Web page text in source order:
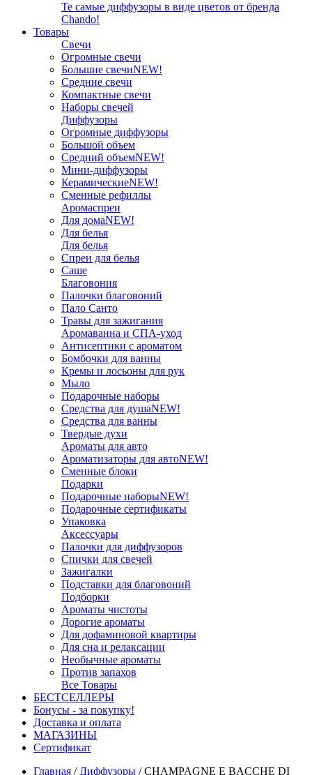
Те самые диффузоры в виде цветов от бренда
Chando!
Товары
Свечи
Огромные свечи
Большие свечиNEW!
Средние свечи
Компактные свечи
Наборы свечей
Диффузоры
Огромные диффузоры
Большой объем
Средний объемNEW!
Мини-диффузоры
КерамическиеNEW!
Сменные рефиллы
Аромаспреи
Для домаNEW!
Для белья
Для белья
Спреи для белья
Саше
Благовония
Палочки благовоний
Пало Санто
Травы для зажигания
Аромаванна и СПА-уход
Антисептики с ароматом
Бомбочки для ванны
Кремы и лосьоны для рук
Мыло
Подарочные наборы
Средства для душаNEW!
Средства для ванны
Твердые духи
Ароматы для авто
Ароматизаторы для автоNEW!
Сменные блоки
Подарки
Подарочные наборыNEW!
Подарочные сертификаты
Упаковка
Аксессуары
Палочки для диффузоров
Спички для свечей
Зажигалки
Подставки для благовоний
Подборки
Ароматы чистоты
Дорогие ароматы
Для дофаминовой квартиры
Для сна и релаксации
Необычные ароматы
Против запахов
Все Товары
БЕСТСЕЛЛЕРЫ
Бонусы - за покупку!
Доставка и оплата
МАГАЗИНЫ
Cертификат
Главная / Диффузоры /CHAMPAGNE E BACCHE DI